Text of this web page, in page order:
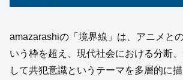
amazarashiの「境界線」は、アニメと
いう枠を超え、現代社会における分断
して共犯意識というテーマを多層的に